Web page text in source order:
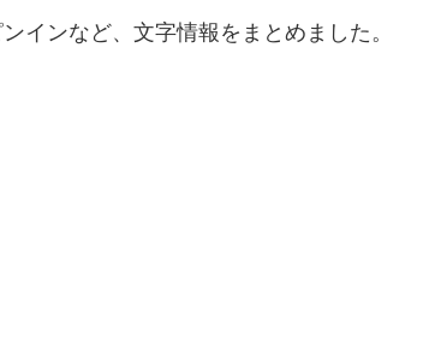
インなど、文字情報をまとめました。